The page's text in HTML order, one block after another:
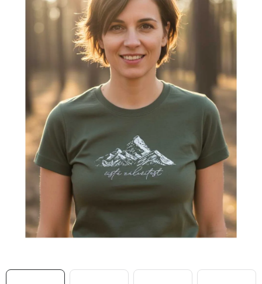
OKAMŽITĚ K ODBĚRU
MÁM SRDCE POMÁHÁM
VÁNOCE
PROVIZNÍ SYSTÉM
O nás Časté otázky
Obchodní podmínky
Zásady zpracování ochrany osobních údajů
Napište nám